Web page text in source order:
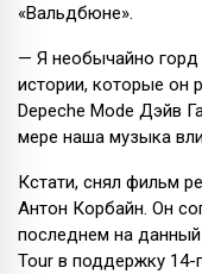
«Вальдбюне».
— Я необычайно горд
истории, которые он
Depeche Mode Дэйв
мере наша музыка
Кстати, снял фильм
Антон Корбайн. Он
последнем на
Tour в поддержку 14-